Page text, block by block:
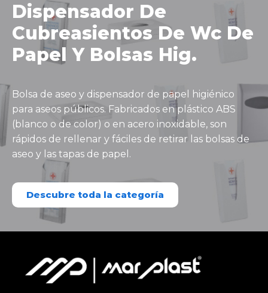
Dispensador De
Cubreasientos De Wc De
Papel Y Bolsas Hig.
Bolsa de aseo y dispensador de papel higiénico
para aseos públicos. Fabricados en plástico ABS
(blanco o de color) o en acero inoxidable, son
rápidos de rellenar y fáciles de retirar las bolsas de
aseo y las tapas de papel.
Descubre toda la categoría